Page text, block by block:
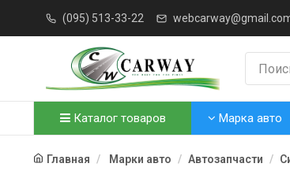
(095) 513-33-22
Каталог товаров Марка авто
Главная Марки авто Автозапчасти